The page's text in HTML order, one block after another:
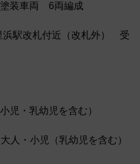
塗装車両 6両編成
駅改札付近（改札外） 受
児・乳幼児を含む）
・小児（乳幼児を含む）